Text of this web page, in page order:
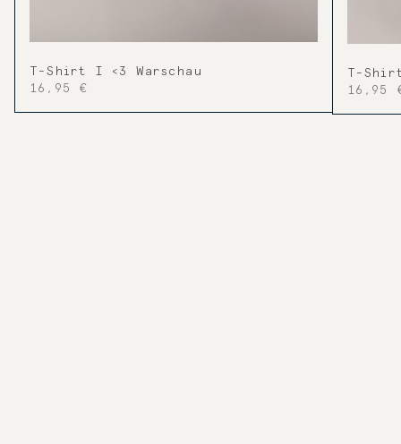
T-Shirt I <3 Warschau
16,95 €
T-
16,95